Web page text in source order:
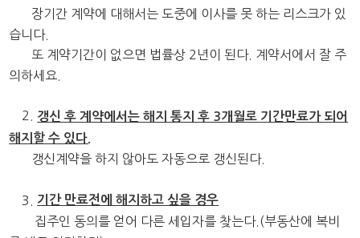
장기간 계약에 대해서는 도중에 이사를 못 하는 리스크가 있
습니다.
또 계약기간이 없으면 법률상 2년이 된다. 계약서에서 잘 주
의하세요.
2.
갱신 후 계약에서는 해지 통지 후 3개월로 기간만료가 되어
해지할 수 있다.
갱신계약을 하지 않아도 자동으로 갱신된다.
3. 기간 만료전에 해지하고 싶을 경우
집주인 동의를 얻어 다른 세입자를 찾는다.(부동산에 복비